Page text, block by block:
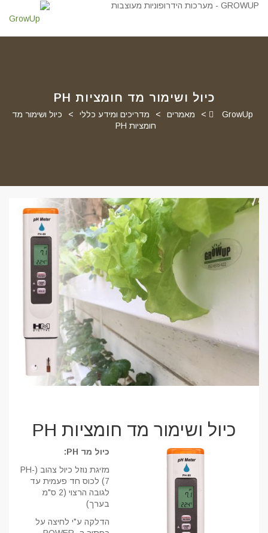
כיול ושימור מד חומציות PH
GrowUp
> מאמרים > מדריכים ומידע כללי >
כיול ושימור מד
חומציות PH
כיול ושימור מד חומציות PH
כיול מד PH:
מזיגת נוזל כיול צהוב (PH-
7) לכוס חד פעמית עד
לגובה הרצוי (2 ס"מ
בערך)
הדלקה ע"י לחיצה על